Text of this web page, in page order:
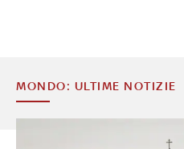
MONDO: ULTIME NOTIZIE